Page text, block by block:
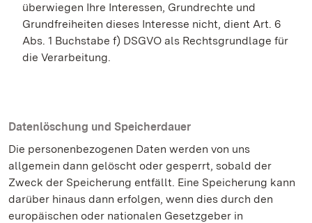
überwiegen Ihre Interessen, Grundrechte und
Grundfreiheiten dieses Interesse nicht, dient Art. 6
Abs. 1 Buchstabe f) DSGVO als Rechtsgrundlage für
die Verarbeitung.
Datenlöschung und Speicherdauer
Die personenbezogenen Daten werden von uns
allgemein dann gelöscht oder gesperrt, sobald der
Zweck der Speicherung entfällt. Eine Speicherung kann
darüber hinaus dann erfolgen, wenn dies durch den
europäischen oder nationalen Gesetzgeber in